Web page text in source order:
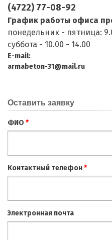
(4722) 77-08-92
График работы офиса
понедельник - пятница:
суббота - 10.00 - 14.00
E-mail:
armabeton-31@mail.ru
Оставить заявку
ФИО *
Контактный телефон*
Электронная почта